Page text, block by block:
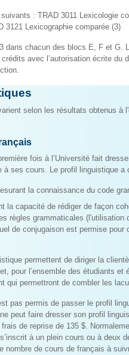
: TRAD 3011 Lexicologie
3121 Lexicographie comparée (3)
dans chacun des blocs E, F et G.
avec l’autorisation écrite du
selon les résultats obtenus à
fois à l’Université fait
à ses cours. Le profil linguistique a
la connaissance du code
la capacité de rédiger de façon
règles grammaticales (l'utilisation
de conjugaison est permise pour
permettent de diriger la
pour l’ensemble des étudiants et
qui permettront de combler les
pas permis de passer le profil
peut faire dresser son profil
de reprise de 135 $.
à un plein cours ou à deux
nombre de cours de français à